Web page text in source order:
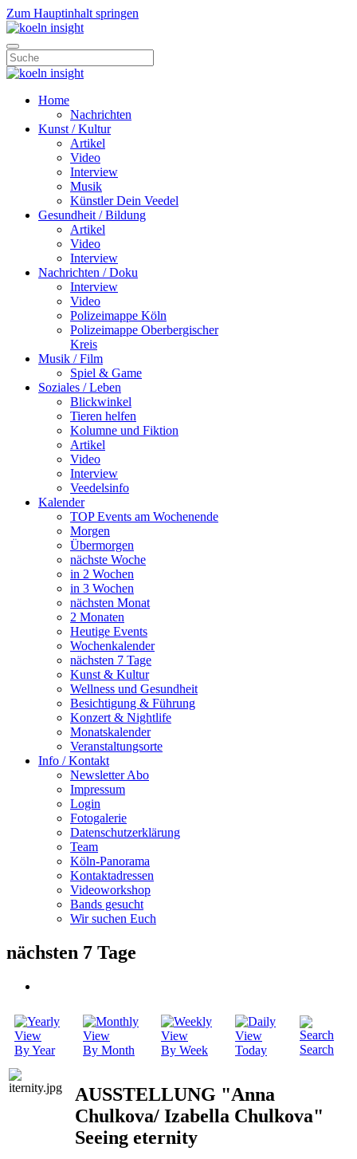
Zum Hauptinhalt springen
Home
Nachrichten
Kunst / Kultur
Artikel
Video
Interview
Musik
Künstler Dein Veedel
Gesundheit / Bildung
Artikel
Video
Interview
Nachrichten / Doku
Interview
Video
Polizeimappe Köln
Polizeimappe Oberbergischer
Kreis
Musik / Film
Spiel & Game
Soziales / Leben
Blickwinkel
Tieren helfen
Kolumne und Fiktion
Artikel
Video
Interview
Veedelsinfo
Kalender
TOP Events am Wochenende
Morgen
Übermorgen
nächste Woche
in 2 Wochen
in 3 Wochen
nächsten Monat
2 Monaten
Heutige Events
Wochenkalender
nächsten 7 Tage
Kunst & Kultur
Wellness und Gesundheit
Besichtigung & Führung
Konzert & Nightlife
Monatskalender
Veranstaltungsorte
Info / Kontakt
Newsletter Abo
Impressum
Login
Fotogalerie
Datenschutzerklärung
Team
Köln-Panorama
Kontaktadressen
Videoworkshop
Bands gesucht
Wir suchen Euch
nächsten 7 Tage
By Year By Month By Week Today Search
AUSSTELLUNG "Anna
Chulkova/ Izabella Chulkova"
Seeing eternity